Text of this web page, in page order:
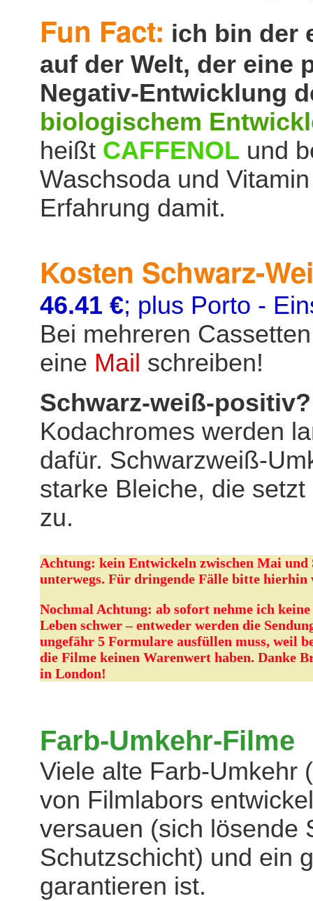
Fun Fact: ich bin der
auf der Welt, der eine
Negativ-Entwicklung
biologischem
heißt CAFFENOL und
Waschsoda und
Erfahrung damit.
Kosten Schwarz-
46.41 €; plus Porto -
Bei mehreren
eine Mail schreiben!
Schwarz-weiß-
Kodachromes werden
dafür. Schwarzweiß-
starke Bleiche, die
zu.
Achtung: kein Entwickeln zwischen Mai
unterwegs. Für dringende Fälle bitte hierhin
Nochmal Achtung: ab sofort nehme ich
Leben schwer – entweder werden die
ungefähr 5 Formulare ausfüllen muss, weil
die Filme keinen Warenwert haben. Danke
in London!
Farb-Umkehr-Filme
Viele alte Farb-Umkehr
von Filmlabors
versauen (sich lösende
Schutzschicht) und ein
garantieren ist.